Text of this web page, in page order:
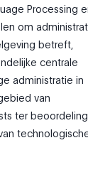
Processing
om
betreft,
centrale
administratie in
van
ter